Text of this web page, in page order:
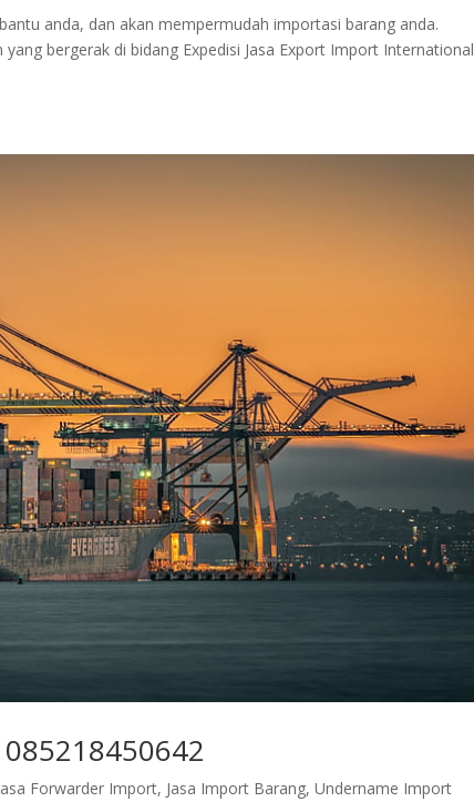
anda, dan akan mempermudah importasi barang anda.
bergerak di bidang Expedisi Jasa Export Import International
Forwarder Import, Jasa Import Barang,Undername Import